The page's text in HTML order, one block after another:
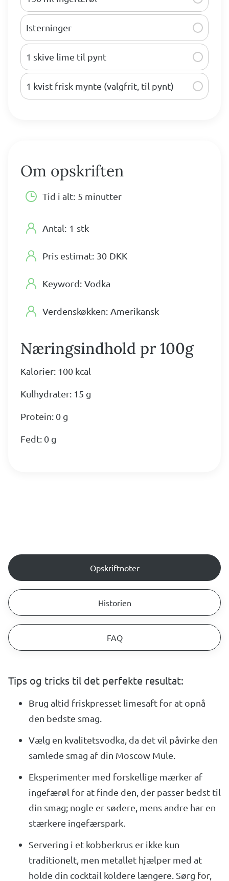
Isterninger
1 skive lime til pynt
1 kvist frisk mynte (valgfrit, til pynt)
Om opskriften
Tid i alt: 5 minutter
Antal: 1 stk
Pris estimat: 30 DKK
Keyword: Vodka
Verdenskøkken: Amerikansk
Næringsindhold pr 100g
Kalorier: 100 kcal
Kulhydrater: 15 g
Protein: 0 g
Fedt: 0 g
Opskriftnoter
Historien
FAQ
Tips og tricks til det perfekte resultat:
Brug altid friskpresset limesaft for at opnå
den bedste smag.
Vælg en kvalitetsvodka, da det vil påvirke den
samlede smag af din Moscow Mule.
Eksperimenter med forskellige mærker af
ingefærøl for at finde den, der passer bedst til
din smag; nogle er sødere, mens andre har en
stærkere ingefærspark.
Servering i et kobberkrus er ikke kun
traditionelt, men metallet hjælper med at
holde din cocktail koldere længere. Sørg for,